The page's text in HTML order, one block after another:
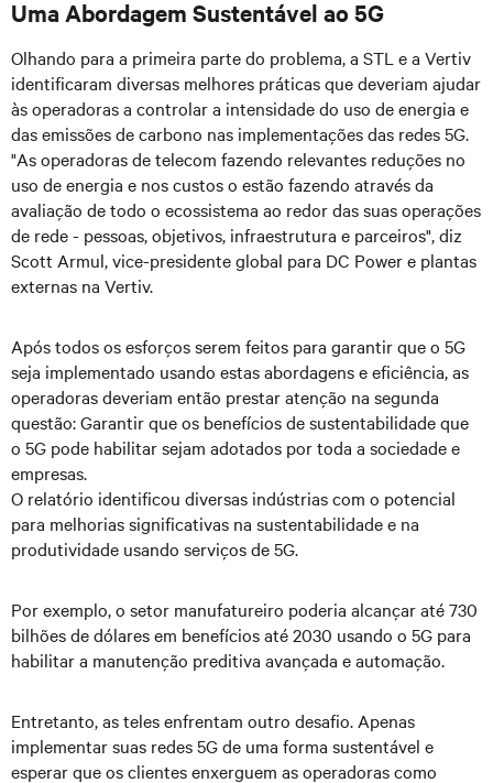
Uma Abordagem Sustentável ao 5G
Olhando para a primeira parte do problema, a STL e a Vertiv
identificaram diversas melhores práticas que deveriam ajudar
às operadoras a controlar a intensidade do uso de energia e
das emissões de carbono nas implementações das redes 5G.
"As operadoras de telecom fazendo relevantes reduções no
uso de energia e nos custos o estão fazendo através da
avaliação de todo o ecossistema ao redor das suas operações
de rede - pessoas, objetivos, infraestrutura e parceiros", diz
Scott Armul, vice-presidente global para DC Power e plantas
externas na Vertiv.
Após todos os esforços serem feitos para garantir que o 5G
seja implementado usando estas abordagens e eficiência, as
operadoras deveriam então prestar atenção na segunda
questão: Garantir que os benefícios de sustentabilidade que
o 5G pode habilitar sejam adotados por toda a sociedade e
empresas.
O relatório identificou diversas indústrias com o potencial
para melhorias significativas na sustentabilidade e na
produtividade usando serviços de 5G.
Por exemplo, o setor manufatureiro poderia alcançar até 730
bilhões de dólares em benefícios até 2030 usando o 5G para
habilitar a manutenção preditiva avançada e automação.
Entretanto, as teles enfrentam outro desafio. Apenas
implementar suas redes 5G de uma forma sustentável e
esperar que os clientes enxerguem as operadoras como